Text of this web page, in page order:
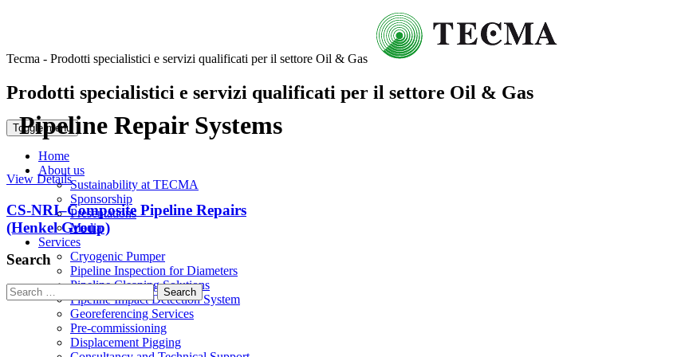
Tecma - Prodotti specialistici e servizi qualificati per il settore Oil & Gas
Prodotti specialistici e servizi qualificati per il settore Oil & Gas
Toggle menu
Home
About us
Sustainability at TECMA
Sponsorship
Presentations
Media
Services
Cryogenic Pumper
Pipeline Inspection for Diameters
Pipeline Cleaning Solutions
Pipeline Impact Detection System
Georeferencing Services
Pre-commissioning
Displacement Pigging
Pipeline Repair Systems
View Details
CS-NRI–Composite Pipeline Repairs
(Henkel Group)
Search
Search
for: